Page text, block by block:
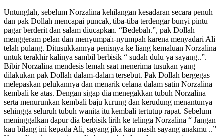
Untunglah, sebelum Norzalina kehilangan kesadaran secara penuh
dan pak Dollah mencapai puncak, tiba-tiba terdengar bunyi pintu
pagar berderit dan salam diucapkan. “Bedebah.”, pak Dollah
menggeram pelan dan menyumpah-nyumpah karena menyadari Ali
telah pulang. Ditusukkannya penisnya ke liang kemaluan Norzalina
untuk terakhir kalinya sambil berbisik “ sudah dulu ya sayang..”.
Bibir Norzalina mendesis lemah saat menerima tusukan yang
dilakukan pak Dollah dalam-dalam tersebut. Pak Dollah bergegas
melepaskan pelukannya dan menarik celana dalam satin Norzalina
kembali ke atas. Dengan sigap dia menegakkan tubuh Norzalina
serta menurunkan kembali baju kurung dan kerudung menantunya
sehingga seluruh tubuh wanita itu kembali tertutup rapat. Sebelum
meninggalkan dapur dia berbisik lirih ke telinga Norzalina “ Jangan
kau bilang ini kepada Ali, sayang jika kau masih sayang anakmu ..”